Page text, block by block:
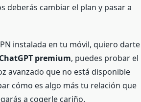
deberás cambiar el plan y pasar a
instalada en tu móvil, quiero darte
ChatGPT premium, puedes probar el
avanzado que no está disponible
cómo es algo más tu relación que
a cogerle cariño.